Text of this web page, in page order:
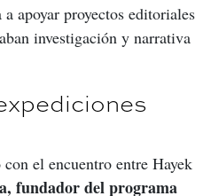
apoyar proyectos editoriales
investigación y narrativa
el encuentro entre Hayek
fundador del programa